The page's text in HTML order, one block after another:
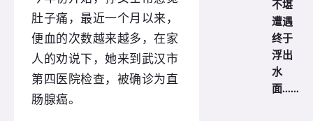
肚子痛，最近一个月以来，
便血的次数越来越多，在家
人的劝说下，她来到武汉市
第四医院检查，被确诊为直
肠腺癌。
不堪
遭遇
终于
浮出
水
面......